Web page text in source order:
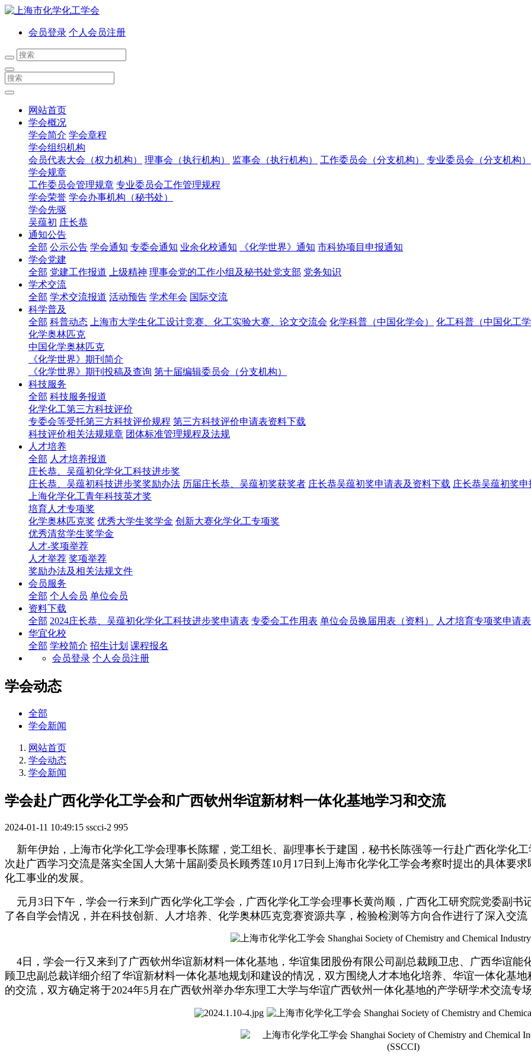
会员登录 个人会员注册
网站首页
学会概况
学会简介 学会章程
学会组织机构
会员代表大会（权力机构）
理事会（执行机构） 监事会（执行机构） 工作委员会（分支机构）
专业委员会（分支机构）
学会规章
工作委员会管理规章 专业委员会工作管理规程
学会荣誉 学会办事机构（秘书处）
学会先驱
吴蕴初 庄长恭
通知公告
全部 公示公告 学会通知 专委会通知 业余化校通知 《化学世界》通知 市科协项目申报通知
学会党建
全部 党建工作报道 上级精神 理事会党的工作小组及秘书处党支部 党务知识
学术交流
全部 学术交流报道 活动预告 学术年会 国际交流
科学普及
全部 科普动态 上海市大学生化工设计竞赛、化工实验大赛、论文交流会 化学科普（中国化学会）
化工科普（中国化工学
化学奥林匹克
中国化学奥林匹克
《化学世界》期刊简介
《化学世界》期刊投稿及查询 第十届编辑委员会（分支机构）
科技服务
全部 科技服务报道
化学化工第三方科技评价
专委会等受托第三方科技评价规程 第三方科技评价申请表资料下载
科技评价相关法规规章 团体标准管理规程及法规
人才培养
全部 人才培养报道
庄长恭、吴蕴初化学化工科技进步奖
庄长恭、吴蕴初科技进步奖奖励办法 历届庄长恭、吴蕴初奖获奖者 庄长恭吴蕴初奖申请表及资料下载 庄长恭吴蕴初奖
上海化学化工青年科技英才奖
培育人才专项奖
化学奥林匹克奖 优秀大学生奖学金 创新大赛化学化工专项奖
优秀清贫学生奖学金
人才-奖项举荐
人才举荐 奖项举荐
奖励办法及相关法规文件
会员服务
全部 个人会员 单位会员
资料下载
全部 2024庄长恭、吴蕴初化学化工科技进步奖申请表 专委会工作用表 单位会员换届用表（资料） 人才培育专项奖申请表
华宜化校
全部 学校简介 招生计划 课程报名
会员登录 个人会员注册
学会动态
全部
学会新闻
网站首页
学会动态
学会新闻
学会赴广西化学化工学会和广西钦州华谊新材料一体化基地学习和交流
2024-01-11 10:49:15 sscci-2 995
新年伊始，上海市化学化工学会理事长陈耀，党工组长、副理事长于建国，秘书长陈强等一行赴广西化学化
次赴广西学习交流是落实全国人大第十届副委员长顾秀莲10月17日到上海市化学化工学会考察时提出的具体要
化工事业的发展。
元 月 3日下午，学会一行来到广西化学化工学会，广西化学化工学会理事长黄尚顺，广西化工研究院党委副
了各自学会情况，并在科技创新、人才培养、化学奥林匹克竞赛资源共享，检验检测等方向合作进行了深入交流
4日，学会一行又来到了广西钦州华谊新材料一体化基地，华谊集团股份有限公司副总裁顾卫忠、广西华谊能
顾卫忠副总裁详细介绍了华谊新材料一体化基地规划和建设的情况，双方围绕人才本地化培养、华谊一体化基
的交流，双方确定将于2024年5月在广西钦州举办华东理工大学与华谊广西钦州一体化基地的产学研学术交流专场